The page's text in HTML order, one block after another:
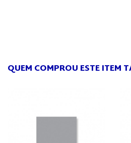
QUEM COMPROU ESTE ITEM